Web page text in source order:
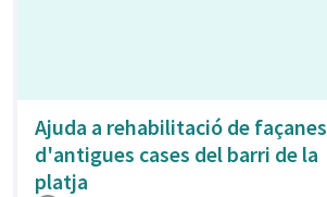
Ajuda a rehabilitació de façanes
d'antigues cases del barri de la
platja